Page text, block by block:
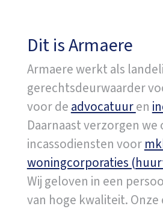
Dit is Armaere
Armaere werkt als
gerechtsdeurwaarder
voor de advocatuuren
Daarnaast verzorgen we
incassodiensten voor
woningcorporaties
Wij geloven in een
van hoge kwaliteit. Onze